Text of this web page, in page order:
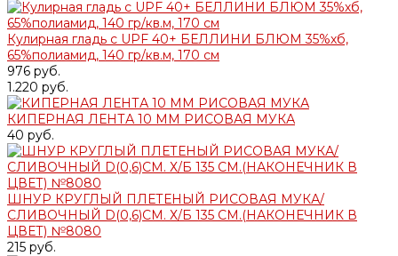
Кулирная гладь с UPF 40+ БЕЛЛИНИ БЛЮМ 35%хб,
65%полиамид, 140 гр/кв.м, 170 см
976 руб.
1.220 руб.
КИПЕРНАЯ ЛЕНТА 10 ММ РИСОВАЯ МУКА
40 руб.
ШНУР КРУГЛЫЙ ПЛЕТЕНЫЙ РИСОВАЯ МУКА/
СЛИВОЧНЫЙ D(0,6)СМ. Х/Б 135 СМ.(НАКОНЕЧНИК В
ЦВЕТ) №8080
215 руб.